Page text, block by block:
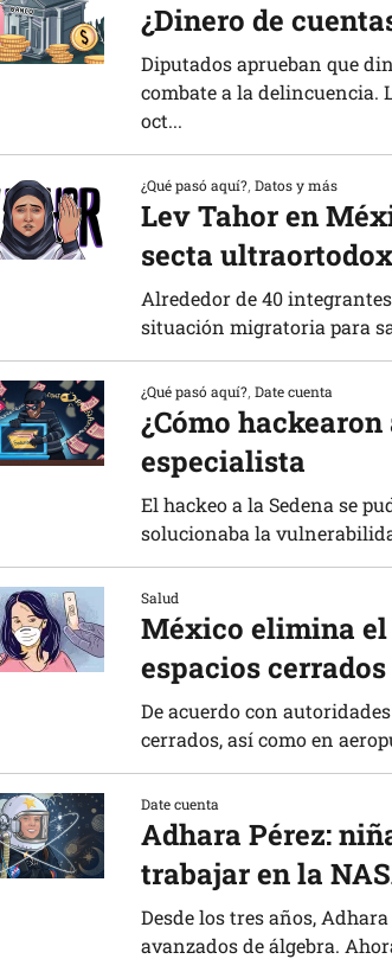
¿Dinero de
Diputados aprueban que
combate a la delincuencia.
oct...
¿Qué pasó aquí?, Datos y más
Lev Tahor en
secta
Alrededor de 40
situación migratoria para
¿Qué pasó aquí?, Date cuenta
¿Cómo
especialista
El hackeo a la Sedena se
solucionaba la
Salud
México elimina el
espacios cerrados
De acuerdo con
cerrados, así como en
Date cuenta
Adhara Pérez:
trabajar en la
Desde los tres años,
avanzados de álgebra.